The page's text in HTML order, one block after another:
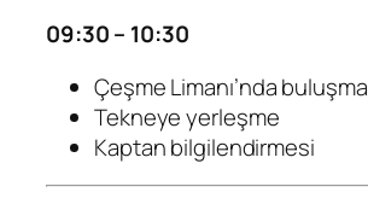
09:30 – 10:30
Çeşme Limanı’nda buluşma
Tekneye yerleşme
Kaptan bilgilendirmesi